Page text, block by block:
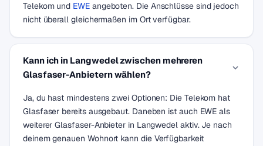
Telekom und EWEangeboten. Die Anschlüsse sind jedoch
nicht überall gleichermaßen im Ort verfügbar.
Kann ich in Langwedel zwischen mehreren
Glasfaser-Anbietern wählen?
Ja, du hast mindestens zwei Optionen: Die Telekom hat
Glasfaser bereits ausgebaut. Daneben ist auch EWE als
weiterer Glasfaser-Anbieter in Langwedel aktiv. Je nach
deinem genauen Wohnort kann die Verfügbarkeit